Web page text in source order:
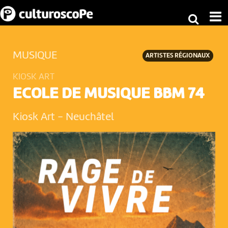
ARTISTES RÉGIONAUX
MUSIQUE
KIOSK ART
ECOLE DE MUSIQUE BBM 74
Kiosk Art - Neuchâtel